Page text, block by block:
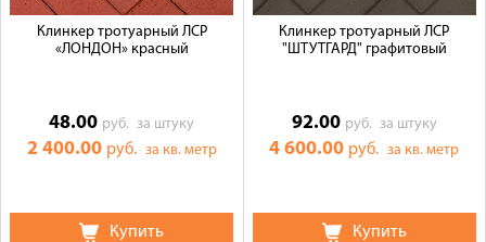
Клинкер тротуарный ЛСР
«ЛОНДОН» красный
48.00 руб.за штуку
2 400.00 руб. за кв. метр
Купить
Клинкер тротуарный ЛСР
"ШТУТГАРД" графитовый
92.00 руб. за штуку
4 600.00 руб.за кв. метр
Купить